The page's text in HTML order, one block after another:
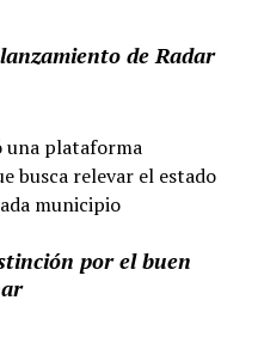
de Radar
una plataforma
busca relevar el estado
municipio
por el buen